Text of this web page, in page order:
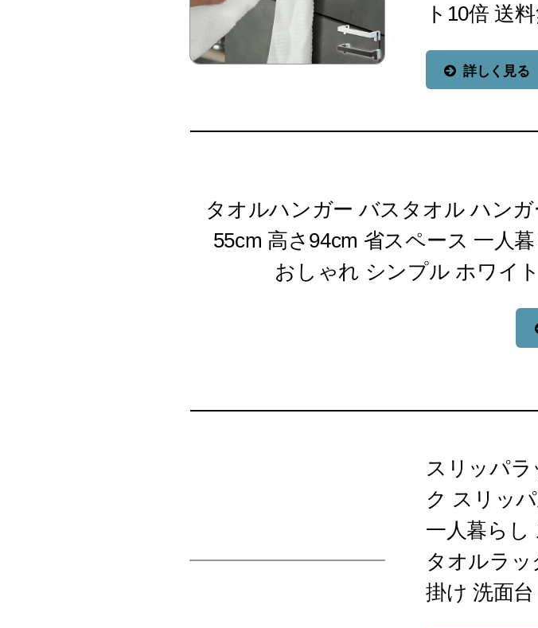
ト10倍 送料
詳しく見る
タオルハンガー バスタオル ハン
55cm 高さ94cm 省スペース 一人
おしゃれ シンプル ホワイ
スリッパ
ク スリッ
一人暮らし
タオルラ
掛け 洗面